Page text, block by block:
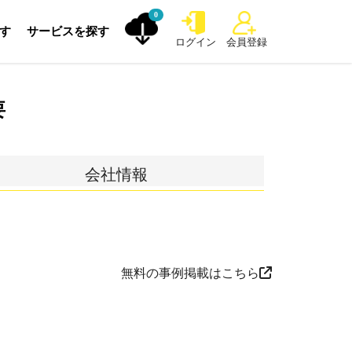
サービスを探す
0
ログイン 会員登録
会社情報
無料の事例掲載はこちら